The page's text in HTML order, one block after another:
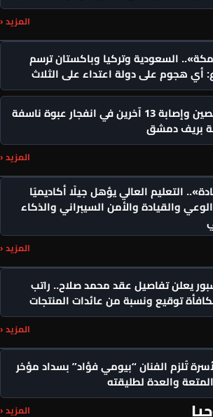
المزيد ‹
السعودية وتركيا وباكستان ترسم
أي هجوم على دولة اعتداء على الثلاث
مقتل شخصين وإصابة 13 آخرين في انفجار عبوة ناسفة
بريف دمشق
المزيد ‹
التعليم العالي يؤهل جيلًا أكاديميًا
والقيادة والأمن السيبراني والذكاء
المزيد ‹
يعلن تفاصيل عقد محمد صلاح.. راتب
توقيع ونسبة من عائدات المنتجات
المزيد ‹
تُلزم الفنان “بيومي فؤاد” بسداد مؤخر
والعدة لطليقته
المزيد ‹